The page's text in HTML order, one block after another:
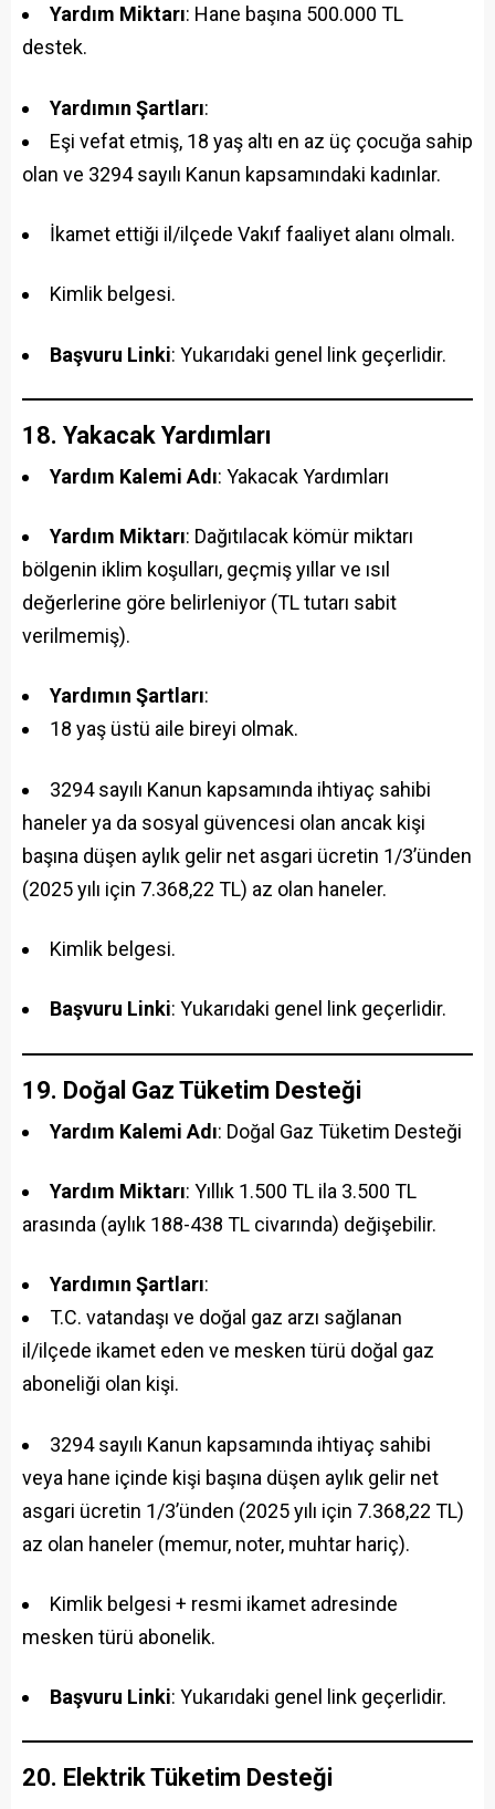
Yardım Miktarı: Hane başına 500.000 TL
destek.
Yardımın Şartları:
Eşi vefat etmiş, 18 yaş altı en az üç çocuğa sahip
olan ve 3294 sayılı Kanun kapsamındaki kadınlar.
İkamet ettiği il/ilçede Vakıf faaliyet alanı olmalı.
Kimlik belgesi.
Başvuru Linki: Yukarıdaki genel link geçerlidir.
18. Yakacak Yardımları
Yardım Kalemi Adı: Yakacak Yardımları
Yardım Miktarı: Dağıtılacak kömür miktarı
bölgenin iklim koşulları, geçmiş yıllar ve ısıl
değerlerine göre belirleniyor (TL tutarı sabit
verilmemiş).
Yardımın Şartları:
18 yaş üstü aile bireyi olmak.
3294 sayılı Kanun kapsamında ihtiyaç sahibi
haneler ya da sosyal güvencesi olan ancak kişi
başına düşen aylık gelir net asgari ücretin 1/3’ünden
(2025 yılı için 7.368,22 TL) az olan haneler.
Kimlik belgesi.
Başvuru Linki: Yukarıdaki genel link geçerlidir.
19. Doğal Gaz Tüketim Desteği
Yardım Kalemi Adı: Doğal Gaz Tüketim Desteği
Yardım Miktarı: Yıllık 1.500 TL ila 3.500 TL
arasında (aylık 188-438 TL civarında) değişebilir.
Yardımın Şartları:
T.C. vatandaşı ve doğal gaz arzı sağlanan
il/ilçede ikamet eden ve mesken türü doğal gaz
aboneliği olan kişi.
3294 sayılı Kanun kapsamında ihtiyaç sahibi
veya hane içinde kişi başına düşen aylık gelir net
asgari ücretin 1/3’ünden (2025 yılı için 7.368,22 TL)
az olan haneler (memur, noter, muhtar hariç).
Kimlik belgesi + resmi ikamet adresinde
mesken türü abonelik.
Başvuru Linki: Yukarıdaki genel link geçerlidir.
20. Elektrik Tüketim Desteği